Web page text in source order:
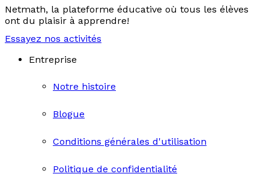
Netmath, la plateforme éducative où tous les élèves
ont du plaisir à apprendre!
Essayez nos activités
Entreprise
Notre histoire
Blogue
Conditions générales d'utilisation
Politique de confidentialité